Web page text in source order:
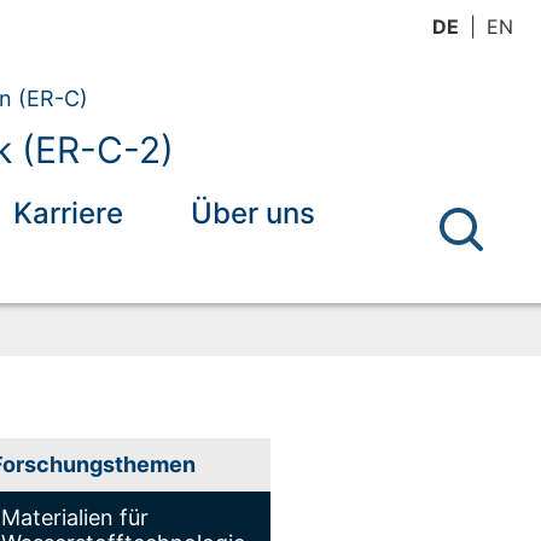
DE EN
(ER-C)
(ER-C-2)
Karriere Über uns
Materialien für